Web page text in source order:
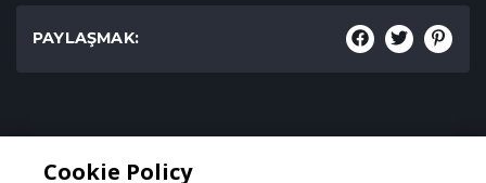
PAYLAŞMAK:
Cookie Policy